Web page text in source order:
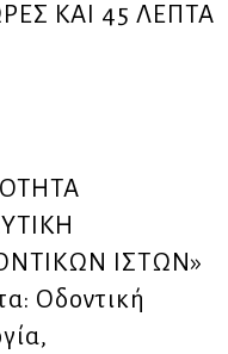
ΚΑΙ 45 ΛΕΠΤΑ
ΙΣΤΩΝ»
Οδοντική